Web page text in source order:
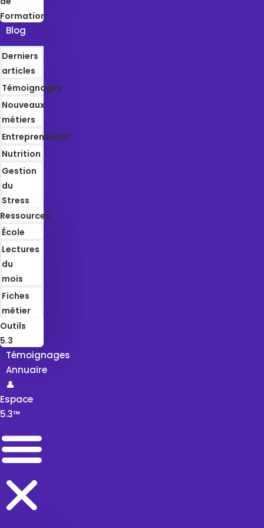
Formation
Blog
Derniers
articles
Témoignages
Nouveaux
métiers
Entrepreneuriat
Nutrition
Gestion
du
Stress
Ressources
École
Lectures
du
mois
Fiches
métier
Outils
5.3
Témoignages
Annuaire
👤
Espace
5.3™